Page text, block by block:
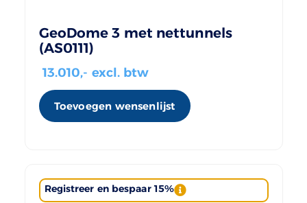
GeoDome 3 met nettunnels
(AS0111)
13.010,- excl. btw
Toevoegen wensenlijst
Registreer en bespaar 15%